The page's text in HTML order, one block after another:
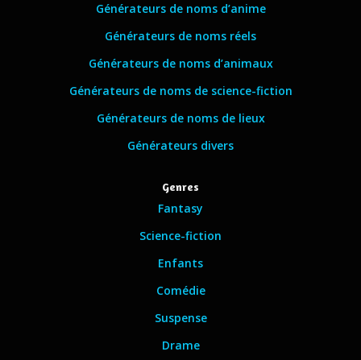
Générateurs de noms d’anime
Générateurs de noms réels
Générateurs de noms d’animaux
Générateurs de noms de science-fiction
Générateurs de noms de lieux
Générateurs divers
Genres
Fantasy
Science-fiction
Enfants
Comédie
Suspense
Drame